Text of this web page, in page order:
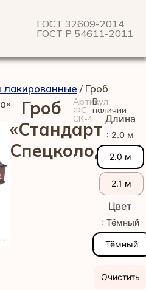
ГОСТ 32609-2014
ГОСТ Р 54611-2011
лакированные / Гроб
Гроб
«Стандарт
Спецколода»
Артикул:
ФС-
СК-4
В
наличии
Длина
: 2.0 м
2.0 м
2.1 м
Цвет
: Тёмный
Тёмный
Очистить